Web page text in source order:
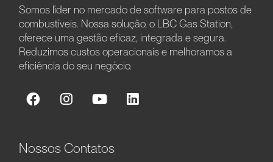
Somos líder no mercado de software para postos de
combustíveis. Nossa solução, o LBC Gas Station,
oferece uma gestão eficaz, integrada e segura.
Reduzimos custos operacionais e melhoramos a
eficiência do seu negócio.
Nossos Contatos